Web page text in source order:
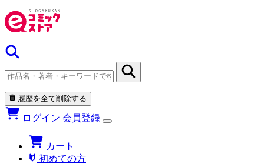
履歴を全て削除する
ログイン 会員登録
カート
初めての方